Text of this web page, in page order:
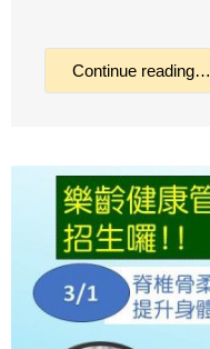
Continue reading…